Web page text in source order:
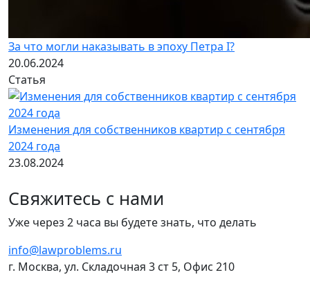
За что могли наказывать в эпоху Петра I?
20.06.2024
Статья
Изменения для собственников квартир с сентября
2024 года
23.08.2024
Свяжитесь с нами
Уже через 2 часа вы будете знать, что делать
info@lawproblems.ru
г. Москва, ул. Складочная 3 ст 5, Офис 210